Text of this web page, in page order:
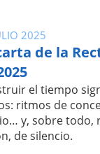
2025
de la
el tiempo
ritmos de
y, sobre todo,
de silencio.